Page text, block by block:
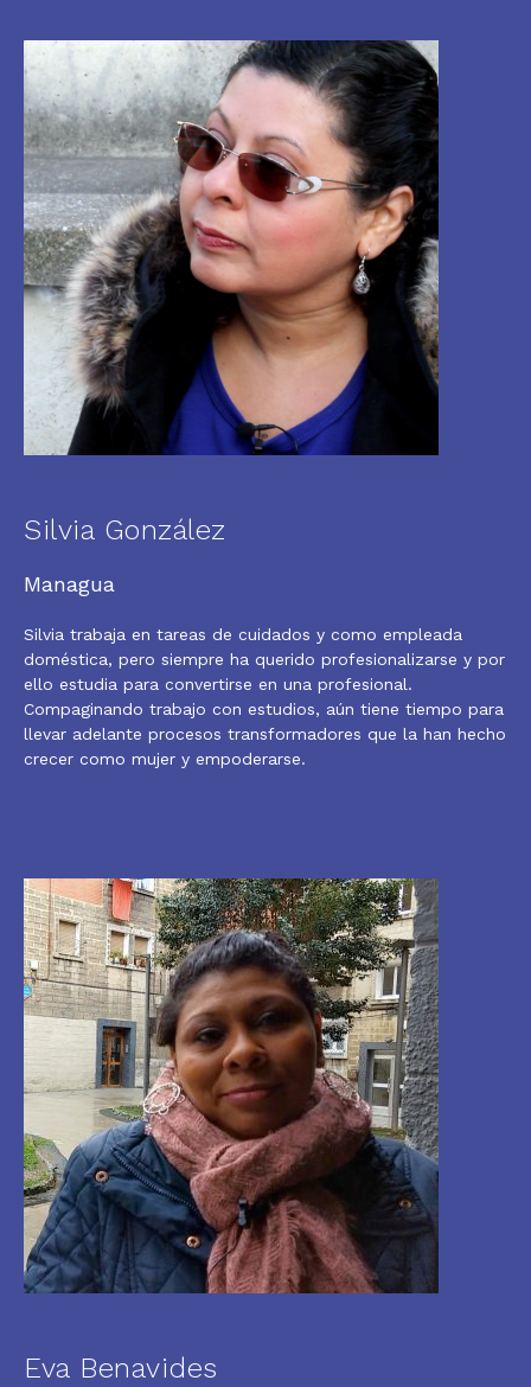
Silvia González
Managua
Silvia trabaja en tareas de cuidados y como empleada
doméstica, pero siempre ha querido profesionalizarse y por
ello estudia para convertirse en una profesional.
Compaginando trabajo con estudios, aún tiene tiempo para
llevar adelante procesos transformadores que la han hecho
crecer como mujer y empoderarse.
Eva Benavides